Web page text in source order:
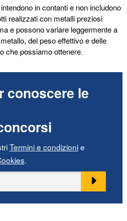
in contanti e non includono
realizzati con metalli preziosi
e possono variare leggermente a
del peso effettivo e delle
che possiamo ottenere.
conoscere le
Termini e condizionie
.